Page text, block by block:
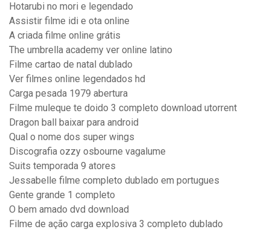
Hotarubi no mori e legendado
Assistir filme idi e ota online
A criada filme online grátis
The umbrella academy ver online latino
Filme cartao de natal dublado
Ver filmes online legendados hd
Carga pesada 1979 abertura
Filme muleque te doido 3 completo download utorrent
Dragon ball baixar para android
Qual o nome dos super wings
Discografia ozzy osbourne vagalume
Suits temporada 9 atores
Jessabelle filme completo dublado em portugues
Gente grande 1 completo
O bem amado dvd download
Filme de ação carga explosiva 3 completo dublado